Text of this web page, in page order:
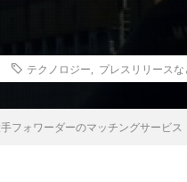
テクノロジー プレスリリースな
フォワーダーのマッチングサービ